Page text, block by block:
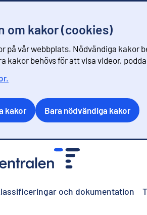
om kakor (cookies)
på vår webbplats. Nödvändiga kakor
kakor behövs för att visa videor,
kakor Bara nödvändiga kakor
och dokumentation